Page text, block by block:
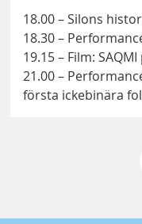
18.00 – Silons
18.30 –
19.15 – Film:
21.00 –
första ickebinära